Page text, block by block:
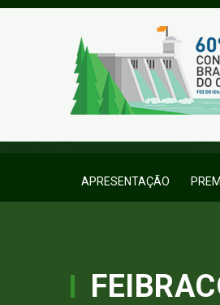
APRESENTAÇÃO